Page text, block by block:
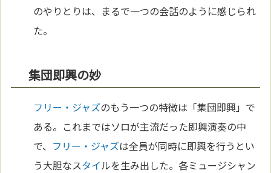
のやりとりは、まるで一つの会話のように感じられ
た。
集団即興の妙
フリー・ジャズのもう一つの特徴は「集団即興」で
ある。これまではソロが主流だった即興演奏の中
で、 フリー・ジャズは全員が同時に即興を行うとい
う大胆なスタイルを生み出した。各ミュージシャン